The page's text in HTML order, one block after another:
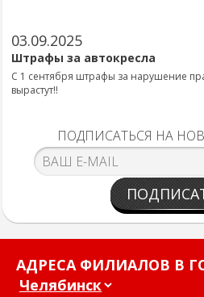
03.09.2025
Штрафы за автокресла
С 1 сентября штрафы за нарушение
вырастут!!
ПОДПИСАТЬСЯ НА
АДРЕСА ФИЛИАЛОВ В